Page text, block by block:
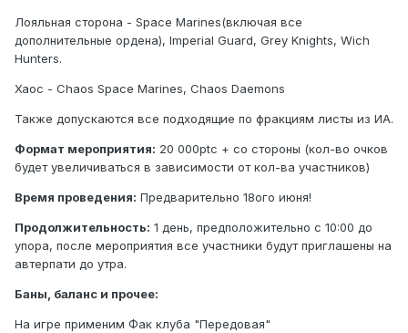
Лояльная сторона - Space Marines(включая все
дополнительные ордена), Imperial Guard, Grey Knights, Wich
Hunters.
Хаос - Chaos Space Marines, Chaos Daemons
Также допускаются все подходящие по фракциям листы из ИА.
Формат мероприятия: 20 000ptc + со стороны (кол-во очков
будет увеличиваться в зависимости от кол-ва участников)
Время проведения: Предварительно 18ого июня!
Продолжительность: 1 день, предположительно с 10:00 до
упора, после мероприятия все участники будут приглашены на
автерпати до утра.
Баны, баланс и прочее:
На игре применим Фак клуба "Передовая"